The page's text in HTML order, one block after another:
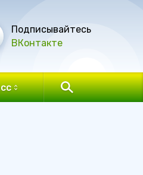
Подписывайтесь
ВКонтакте